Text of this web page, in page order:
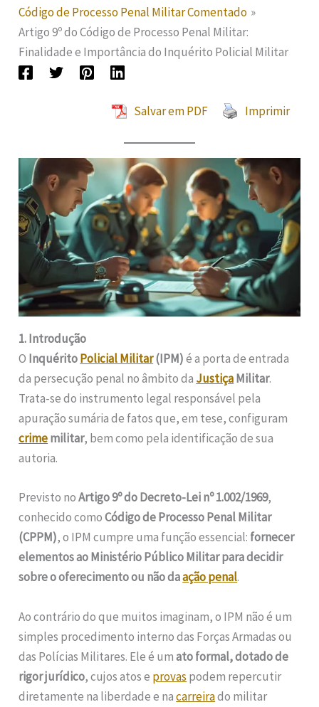
Código de Processo Penal Militar Comentado
Artigo 9º do Código de Processo Penal Militar:
Finalidade e Importância do Inquérito Policial Militar
Salvar em PDF Imprimir
1. Introdução
O InquéritoPolicial Militar(IPM)é a porta de entrada
da persecução penal no âmbito da JustiçaMilitar.
Trata-se do instrumento legal responsável pela
apuração sumária de fatos que, em tese, configuram
crimemilitar, bem como pela identificação de sua
autoria.
Previsto noArtigo 9º do Decreto-Lei nº 1.002/1969,
conhecido comoCódigo de Processo Penal Militar
(CPPM), o IPM cumpre uma função essencial: fornecer
elementos ao Ministério Público Militar para decidir
sobre o oferecimento ou não daação penal.
Ao contrário do que muitos imaginam, o IPM não é um
simples procedimento interno das Forças Armadas ou
das Polícias Militares. Ele é umato formal, dotado de
rigor jurídico, cujos atos e provas podem repercutir
diretamente na liberdade e nacarreirado militar